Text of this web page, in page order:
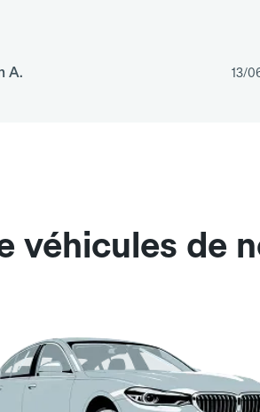
A. 13/
véhicules de